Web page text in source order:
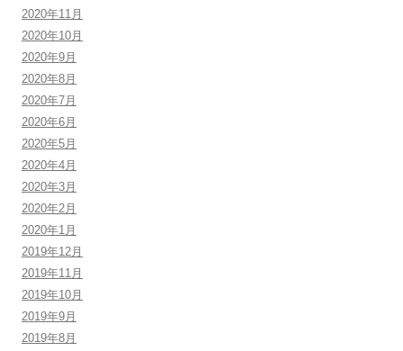
2020年11月
2020年10月
2020年9月
2020年8月
2020年7月
2020年6月
2020年5月
2020年4月
2020年3月
2020年2月
2020年1月
2019年12月
2019年11月
2019年10月
2019年9月
2019年8月